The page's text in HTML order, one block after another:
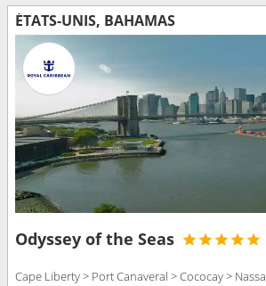
ÉTATS-UNIS, BAHAMAS
Odyssey of the Seas
Cape Liberty > Port Canaveral > Cococay >